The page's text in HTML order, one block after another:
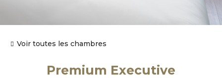
Voir toutes les chambres
Premium Executive